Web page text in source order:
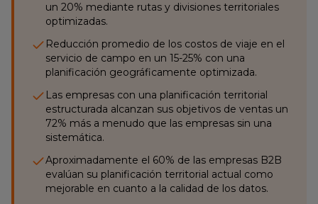
un 20% mediante rutas y divisiones territoriales
optimizadas.
Reducción promedio de los costos de viaje en el
servicio de campo en un 15-25% con una
planificación geográficamente optimizada.
Las empresas con una planificación territorial
estructurada alcanzan sus objetivos de ventas un
72% más a menudo que las empresas sin una
sistemática.
Aproximadamente el 60% de las empresas B2B
evalúan su planificación territorial actual como
mejorable en cuanto a la calidad de los datos.